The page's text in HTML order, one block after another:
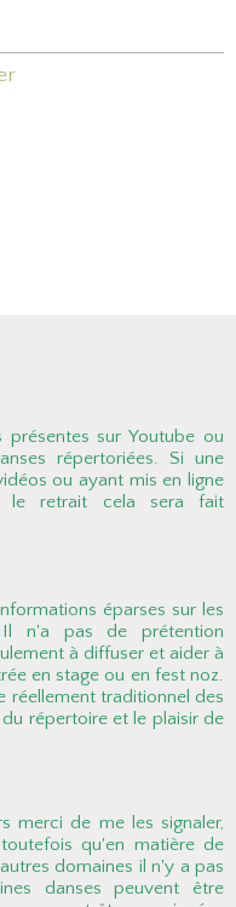
sur Youtube ou
répertoriées. Si une
ou ayant mis en ligne
le retrait cela sera fait
éparses sur les
Il n'a pas de prétention
à diffuser et aider à
en stage ou en fest noz.
réellement traditionnel des
répertoire et le plaisir de
merci de me les signaler,
qu'en matière de
domaines il n'y a pas
danses peuvent être